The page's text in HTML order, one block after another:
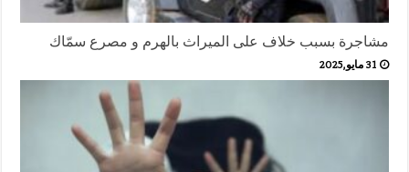
مشاجرة بسبب خلاف على الميراث بالهرم و مصرع سمّاك
31 مايو,2025